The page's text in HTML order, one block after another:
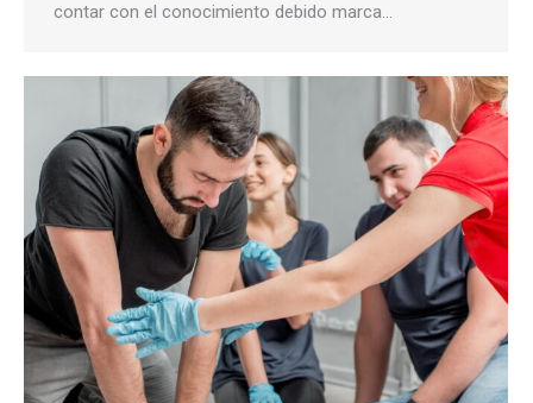
contar con el conocimiento debido marca…